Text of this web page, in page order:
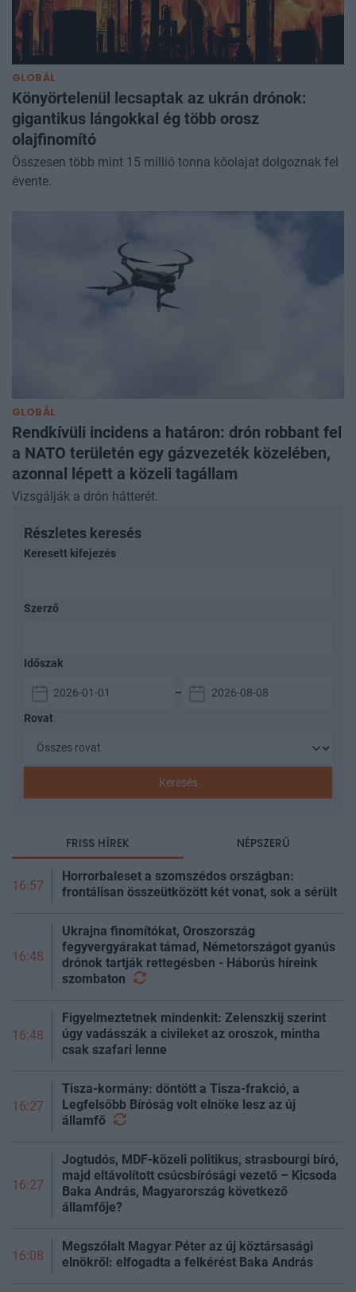
GLOBÁL
Könyörtelenül lecsaptak az ukrán drónok:
gigantikus lángokkal ég több orosz
olajfinomító
Összesen több mint 15 millió tonna kőolajat dolgoznak fel
évente.
GLOBÁL
Rendkívüli incidens a határon: drón robbant fel
a NATO területén egy gázvezeték közelében,
azonnal lépett a közeli tagállam
Vizsgálják a drón hátterét.
Részletes keresés
Keresett kifejezés
Szerző
Időszak
–
Rovat
Keresés
FRISS HÍREK NÉPSZERŰ
16:57
Horrorbaleset a szomszédos országban:
frontálisan összeütközött két vonat, sok a sérült
16:48
Ukrajna finomítókat, Oroszország
fegyvergyárakat támad, Németországot gyanús
drónok tartják rettegésben - Háborús híreink
szombaton
16:48
Figyelmeztetnek mindenkit: Zelenszkij szerint
úgy vadásszák a civileket az oroszok, mintha
csak szafari lenne
16:27
Tisza-kormány: döntött a Tisza-frakció, a
Legfelsőbb Bíróság volt elnöke lesz az új
államfő
16:27
Jogtudós, MDF-közeli politikus, strasbourgi bíró,
majd eltávolított csúcsbírósági vezető – Kicsoda
Baka András, Magyarország következő
államfője?
16:08
Megszólalt Magyar Péter az új köztársasági
elnökről: elfogadta a felkérést Baka András